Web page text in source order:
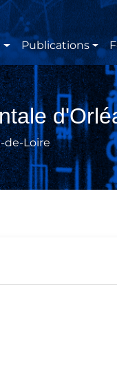
Publications
de-Loire